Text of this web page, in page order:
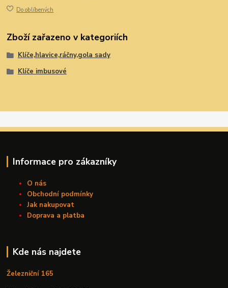
Do oblíbených
Zboží zařazeno v kategoriích
Klíče,hlavice,ráčny,gola sady
Klíče imbusové
Informace pro zákazníky
O nás
Obchodní podmínky
Jak nakupovat
Doprava a platba
Kde nás najdete
Železniční 165